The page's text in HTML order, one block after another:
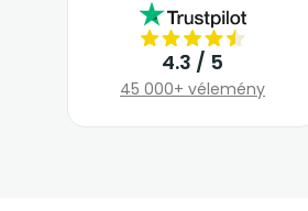
4.3 / 5
45 000+ vélemény